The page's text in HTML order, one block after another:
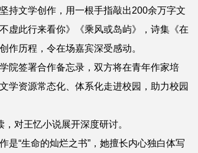
持文学创作，用一根手指敲出200余万字文
虚此行来看你》
《乘风或岛屿》
，诗集《在
作历程，令在场嘉宾深受感动。
院签署合作备忘录，双方将在青年作家培
学资源常态化、体系化走进校园，助力校园
对王忆小说展开深度研讨。
“生命的灿烂之书”，她擅长内心独白体写